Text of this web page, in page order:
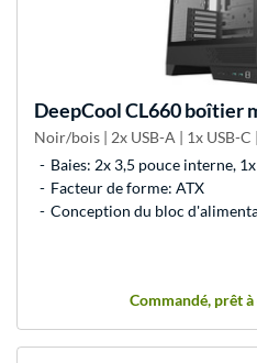
DeepCoolCL660 boîtier
Noir/bois | 2x USB-A | 1x USB-
Baies: 2x 3,5 pouce interne,
Facteur de forme: ATX
Conception du bloc
Commandé, prêt